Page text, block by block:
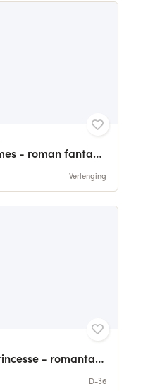
Le Bureau des Âmes - roman fantastique & enquête policière
Verlenging
POV : Je suis la Princesse - romantasy en édition collector
D-36